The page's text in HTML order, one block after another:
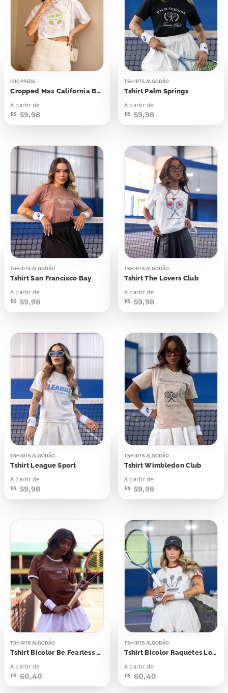
CROPPEDS
Cropped Max California Beverly Hills Tennis Camp
A partir de:
R$ 59,98
TSHIRTS ALGODÃO
Tshirt Palm Springs
A partir de:
R$ 59,98
TSHIRTS ALGODÃO
Tshirt San Francisco Bay
A partir de:
R$ 59,98
TSHIRTS ALGODÃO
Tshirt The Lovers Club
A partir de:
R$ 59,98
TSHIRTS ALGODÃO
Tshirt League Sport
A partir de:
R$ 59,98
TSHIRTS ALGODÃO
Tshirt Wimbledon Club
A partir de:
R$ 59,98
TSHIRTS ALGODÃO
Tshirt Bicolor Be Fearless San Francisco University
A partir de:
R$ 60,40
TSHIRTS ALGODÃO
Tshirt Bicolor Raquetes Los Angeles
A partir de:
R$ 60,40